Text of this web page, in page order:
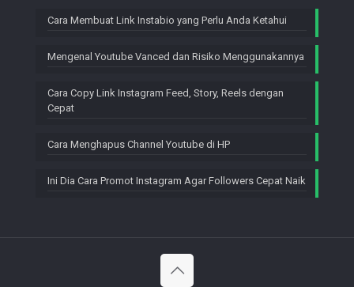
Cara Membuat Link Instabio yang Perlu Anda Ketahui
Mengenal Youtube Vanced dan Risiko Menggunakannya
Cara Copy Link Instagram Feed, Story, Reels dengan
Cepat
Cara Menghapus Channel Youtube di HP
Ini Dia Cara Promot Instagram Agar Followers Cepat Naik